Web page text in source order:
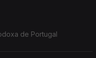
de Portugal